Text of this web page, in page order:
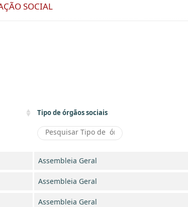
SOCIAL
Tipo de órgãos sociais
Assembleia Geral
Assembleia Geral
Assembleia Geral